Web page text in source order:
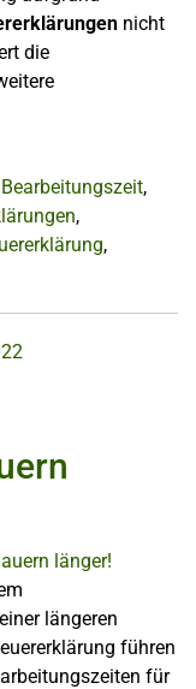
nicht
die
Bearbeitungszeit,
,
,
längeren
führen
für